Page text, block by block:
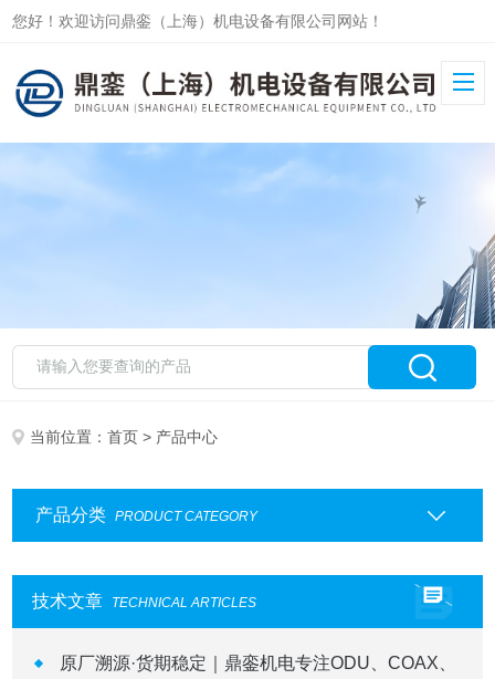
您好！欢迎访问鼎銮（上海）机电设备有限公司网站！
当前位置：首页 > 产品中心
产品分类 PRODUCT CATEGORY
技术文章 TECHNICAL ARTICLES
原厂溯源·货期稳定｜鼎銮机电专注ODU、COAX、